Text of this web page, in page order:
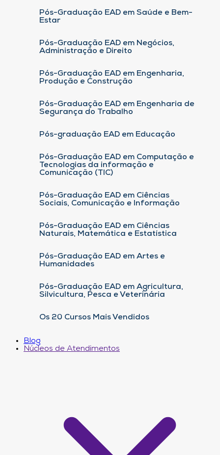
Pós-Graduação EAD em Saúde e Bem-
Estar
Pós-Graduação EAD em Negócios,
Administração e Direito
Pós-Graduação EAD em Engenharia,
Produção e Construção
Pós-Graduação EAD em Engenharia de
Segurança do Trabalho
Pós-graduação EAD em Educação
Pós-Graduação EAD em Computação e
Tecnologias da informação e
Comunicação (TIC)
Pós-Graduação EAD em Ciências
Sociais, Comunicação e Informação
Pós-Graduação EAD em Ciências
Naturais, Matemática e Estatística
Pós-Graduação EAD em Artes e
Humanidades
Pós-Graduação EAD em Agricultura,
Silvicultura, Pesca e Veterinária
Os 20 Cursos Mais Vendidos
Blog
Núcleos de Atendimentos